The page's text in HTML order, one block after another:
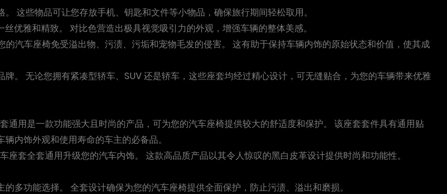
这些物品可让您存放手机、钥匙和文件等小物品，确保旅行期间轻松取用。
优雅和精致。 对比色营造出极具视觉吸引力的外观，增强车辆的整体美感。
汽车座椅免受溢出物、污渍、污垢和宠物毛发的侵害。 这有助于保持车辆内饰的原始状态和价值，使其成
。 无论您拥有紧凑型轿车、SUV 还是轿车，这些座套均经过精心设计，可无缝贴合，为您的车辆带来优雅
通用是一款功能强大且时尚的产品，可为您的汽车座椅提供较大的舒适度和保护。 该座套套件具有通用贴
内饰外观和使用寿命的车主的必备品。
套全套通用升级您的汽车内饰。 这款高品质产品以其令人惊叹的黑白皮革设计提供时尚和功能性。
多功能选择。 全套设计确保为您的汽车座椅提供全面保护，防止污渍、溢出和磨损。